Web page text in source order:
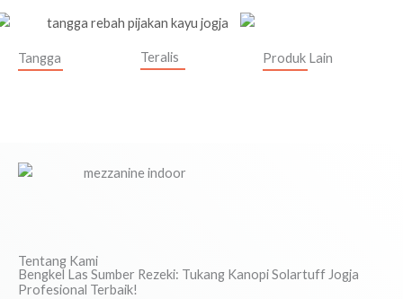
Tangga Teralis Produk Lain
Tentang Kami
Bengkel Las Sumber Rezeki: Tukang Kanopi Solartuff Jogja
Profesional Terbaik!